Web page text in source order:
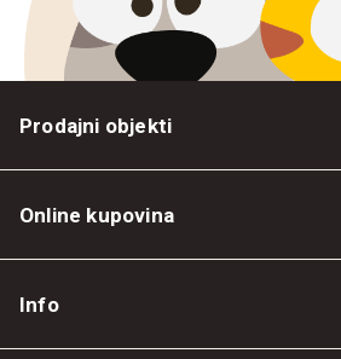
Prodajni objekti
Online kupovina
Info